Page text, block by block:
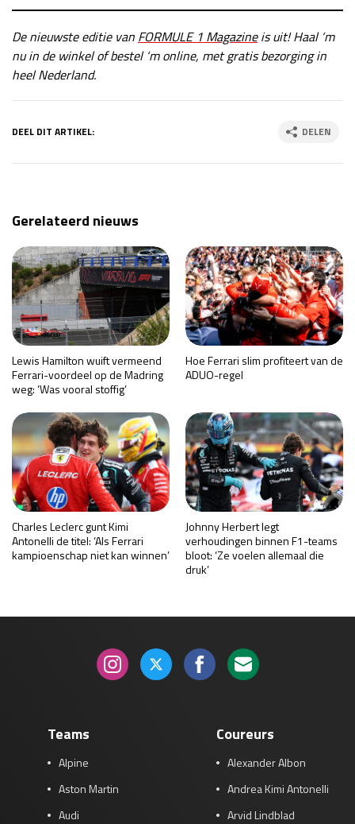
De nieuwste editie van FORMULE 1 Magazineis uit! Haal ‘m
nu in de winkel of bestel ‘m online, met gratis bezorging in
heel Nederland.
DEEL DIT ARTIKEL: DELEN
Gerelateerd nieuws
Lewis Hamilton wuift vermeend
Ferrari-voordeel op de Madring
weg: ‘Was vooral stoffig’
Hoe Ferrari slim profiteert van de
ADUO-regel
Charles Leclerc gunt Kimi
Antonelli de titel: ‘Als Ferrari
kampioenschap niet kan winnen’
Johnny Herbert legt
verhoudingen binnen F1-teams
bloot: ‘Ze voelen allemaal die
druk’
Teams
Alpine
Aston Martin
Audi
Coureurs
Alexander Albon
Andrea Kimi Antonelli
Arvid Lindblad